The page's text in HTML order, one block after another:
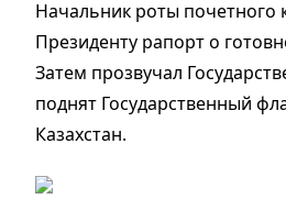
Начальник роты почетного
Президенту рапорт о
Затем прозвучал
поднят Государственный
Казахстан.